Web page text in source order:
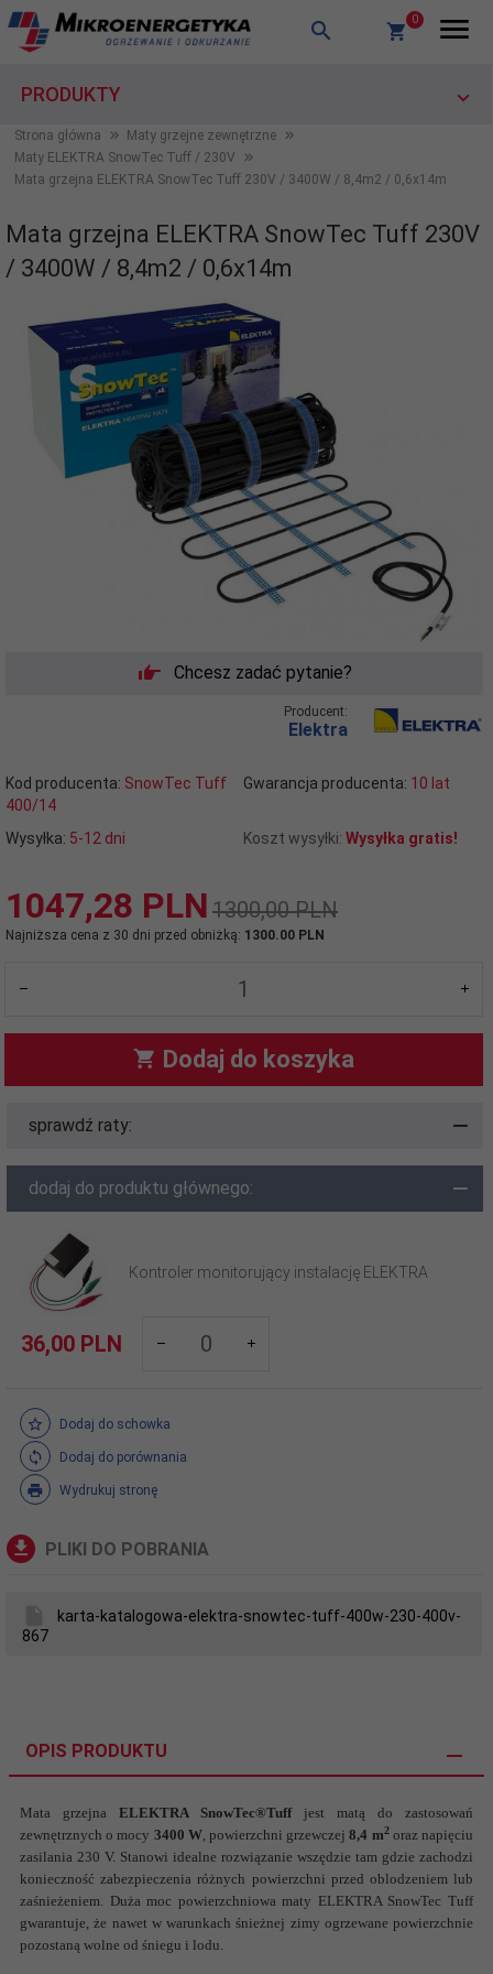
0
PRODUKTY
Strona główna
Maty grzejne zewnętrzne
Maty ELEKTRA SnowTec Tuff / 230V
Mata grzejna ELEKTRA SnowTec Tuff 230V / 3400W / 8,4m2 / 0,6x14m
Mata grzejna ELEKTRA SnowTec Tuff 230V
/ 3400W / 8,4m2 / 0,6x14m
Chcesz zadać pytanie?
Producent:
Elektra
Kod producenta: SnowTec Tuff
400/14
Gwarancja producenta: 10 lat
Wysyłka: 5-12 dni Koszt wysyłki: Wysyłka gratis!
1047,28 PLN 1300,00 PLN
Najniższa cena z 30 dni przed obniżką: 1300.00 PLN
Dodaj do koszyka
sprawdź raty:
dodaj do produktu głównego:
Kontroler monitorujący instalację ELEKTRA
36,00 PLN
Dodaj do schowka
Dodaj do porównania
Wydrukuj stronę
PLIKI DO POBRANIA
karta-katalogowa-elektra-snowtec-tuff-400w-230-400v-
867
OPIS PRODUKTU
Mata grzejna ELEKTRA SnowTec®Tuffjest matą do zastosowań
zewnętrznych o mocy 3400 W, powierzchni grzewczej8,4 m2oraz napięciu
zasilania 230 V. Stanowi idealne rozwiązanie wszędzie tam gdzie zachodzi
konieczność zabezpieczenia różnych powierzchni przed oblodzeniem lub
zaśnieżeniem. Duża moc powierzchniowa maty ELEKTRA SnowTec Tuff
gwarantuje, że nawet w warunkach śnieżnej zimy ogrzewane powierzchnie
pozostaną wolne od śniegu i lodu.